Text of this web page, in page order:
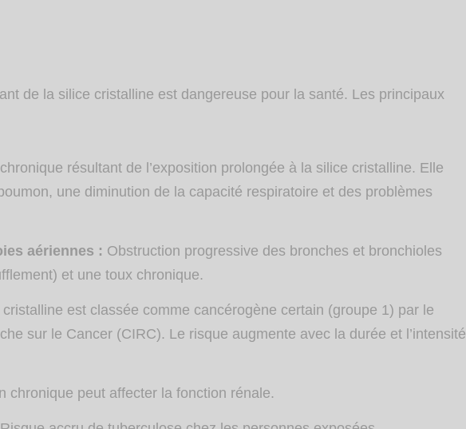
de la silice cristalline est dangereuse pour la santé. Les principaux
résultant de l’exposition prolongée à la silice cristalline. Elle
une diminution de la capacité respiratoire et des problèmes
aériennes : Obstruction progressive des bronches et bronchioles
et une toux chronique.
cristalline est classée comme cancérogène certain (groupe 1) par le
sur le Cancer (CIRC). Le risque augmente avec la durée et l’intensité
chronique peut affecter la fonction rénale.